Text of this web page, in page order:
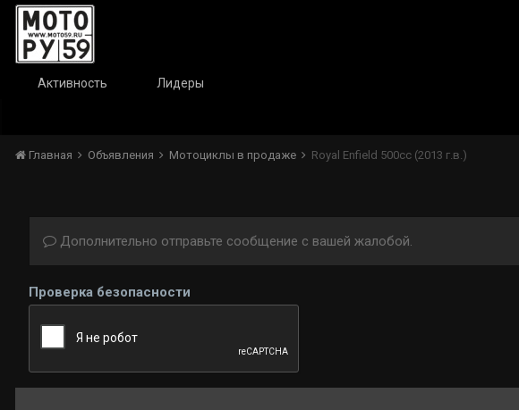
Активность Лидеры
Главная Объявления Мотоциклы в продаже Royal Enfield 500cc (2013 г.в.)
Дополнительно отправьте сообщение с вашей жалобой.
Проверка безопасности